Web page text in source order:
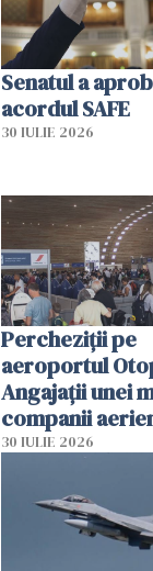
Senatul a
acordul SAFE
30 IULIE 2026
Percheziții pe
aeroportul
Angajații unei
companii
parfumuri,
vânzării
30 IULIE 2026